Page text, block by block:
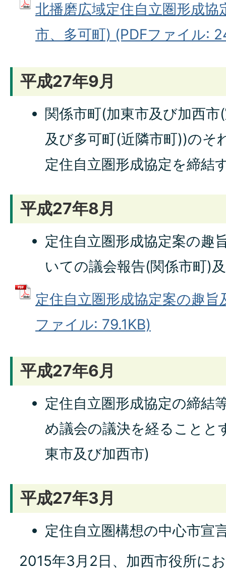
北播磨広域定住自立圏形成協
市、多可町) (PDFファイル:
平成27年9月
関係市町(加東市及び加西
及び多可町(近隣市町))のそ
定住自立圏形成協定を締結
平成27年8月
定住自立圏形成協定案の趣
いての議会報告(関係市町)
定住自立圏形成協定案の趣旨
ファイル: 79.1KB)
平成27年6月
定住自立圏形成協定の締結
め議会の議決を経ることと
東市及び加西市)
平成27年3月
定住自立圏構想の中心市宣
2015年3月2日、加西市役所に